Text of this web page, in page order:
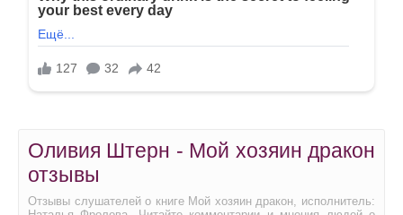
Оливия Штерн - Мой хозяин дракон
отзывы
Отзывы слушателей о книге Мой хозяин дракон, исполнитель: